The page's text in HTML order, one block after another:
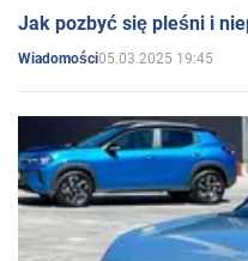
Jak pozbyć się pleśni i
Wiadomości05.03.2025 19:45